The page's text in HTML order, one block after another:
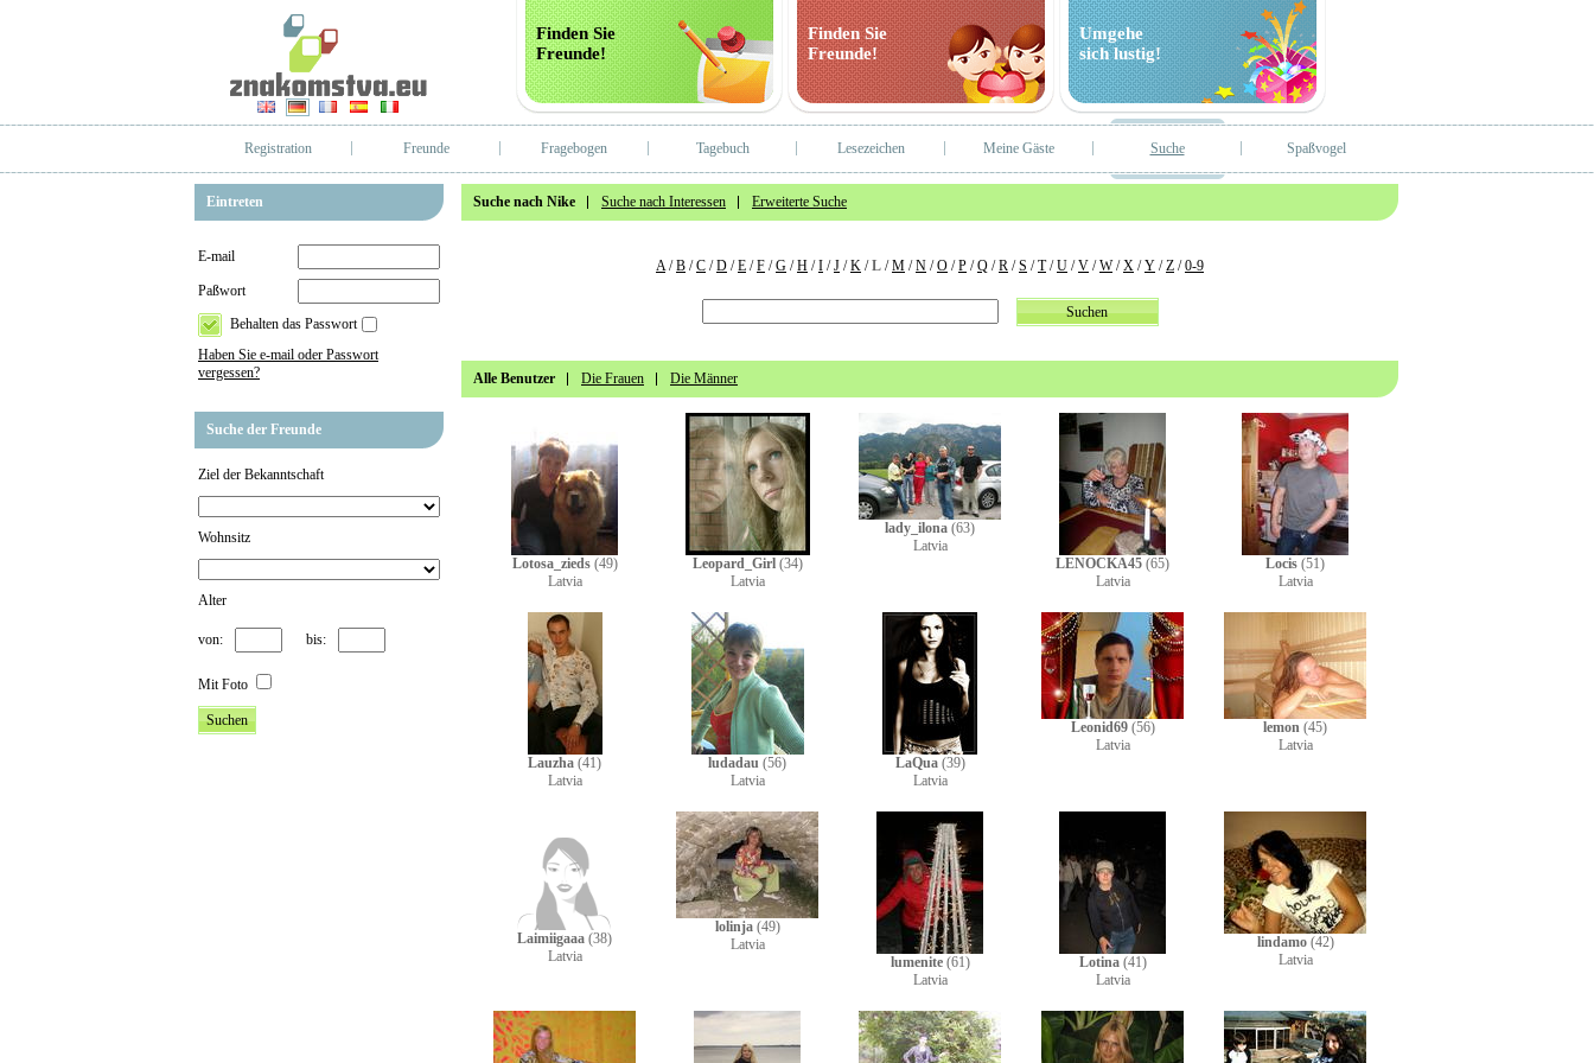
Finden Sie
Freunde!
Finden Sie
Freunde!
Umgehe
sich lustig!
Registration Freunde Fragebogen Tagebuch Lesezeichen Meine Gäste Suche Spaßvogel
Eintreten
E-mail
Paßwort
Behalten das Passwort
Haben Sie e-mail oder Passwort
vergessen?
Suche der Freunde
Ziel der Bekanntschaft
Wohnsitz
Alter
von: bis:
Mit Foto
Suche nach Nike Suche nach Interessen Erweiterte Suche
A/B /C /D /E /F /G /H /I /J /K /L /M /N /O /P /Q /R /S /T/U /V /W/X /Y /Z /0-9
Alle Benutzer Die Frauen Die Männer
Lotosa_zieds(49)
Latvia
Leopard_Girl(34)
Latvia
lady_ilona (63)
Latvia
LENOCKA45 (65)
Latvia
Locis (51)
Latvia
Lauzha (41)
Latvia
ludadau (56)
Latvia
LaQua(39)
Latvia
Leonid69(56)
Latvia
lemon (45)
Latvia
Laimiigaaa (38)
Latvia
lolinja(49)
Latvia
lumenite(61)
Latvia
Lotina(41)
Latvia
lindamo(42)
Latvia